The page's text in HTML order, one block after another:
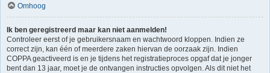
Omhoog
Ik ben geregistreerd maar kan niet aanmelden!
Controleer eerst of je gebruikersnaam en wachtwoord kloppen. Indien ze
correct zijn, kan één of meerdere zaken hiervan de oorzaak zijn. Indien
COPPA geactiveerd is en je tijdens het registratieproces opgaf dat je jonger
bent dan 13 jaar, moet je de ontvangen instructies opvolgen. Als dit niet het